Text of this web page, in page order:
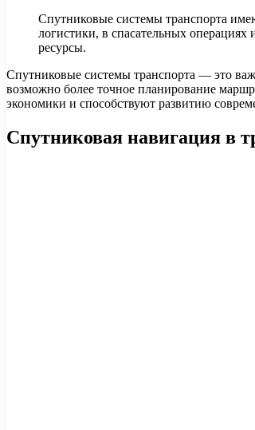
Спутниковые системы транспорта
логистики, в спасательных операциях
ресурсы.
Спутниковые системы транспорта — это
возможно более точное планирование
экономики и способствуют развитию
Спутниковая навигация в